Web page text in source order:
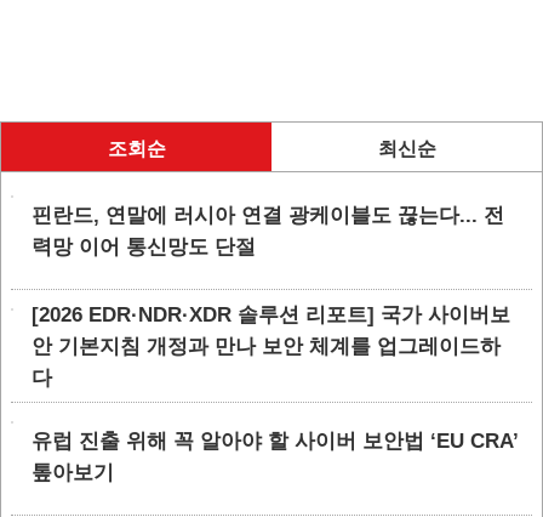
조회순 최신순
핀란드, 연말에 러시아 연결 광케이블도 끊는다... 전
력망 이어 통신망도 단절
[2026 EDR·NDR·XDR 솔루션 리포트] 국가 사이버보
안 기본지침 개정과 만나 보안 체계를 업그레이드하
다
유럽 진출 위해 꼭 알아야 할 사이버 보안법 ‘EU CRA’
톺아보기